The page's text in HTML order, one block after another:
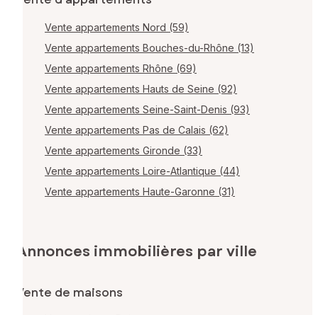
Vente appartements Nord (59)
Vente appartements Bouches-du-Rhône (13)
Vente appartements Rhône (69)
Vente appartements Hauts de Seine (92)
Vente appartements Seine-Saint-Denis (93)
Vente appartements Pas de Calais (62)
Vente appartements Gironde (33)
Vente appartements Loire-Atlantique (44)
Vente appartements Haute-Garonne (31)
Annonces immobilières par ville
Vente de maisons